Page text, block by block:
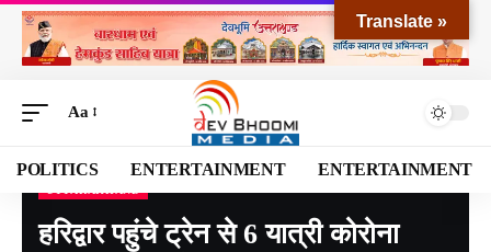
Aa
POLITICS ENTERTAINMENT ENTERTAINMENT
Devbhoomi Media>Blog>NATIONAL> UTTARAKHAND>हरिद्वार पहुंचे ट्रेन से 6 यात्री कोरोना पॉजिटिव निकले।
हरिद्वार पहुंचे ट्रेन से 6 यात्री कोरोना
Translate »